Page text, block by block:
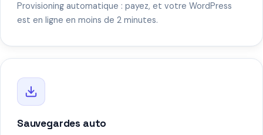
Provisioning automatique : payez, et votre WordPress
est en ligne en moins de 2 minutes.
Sauvegardes auto